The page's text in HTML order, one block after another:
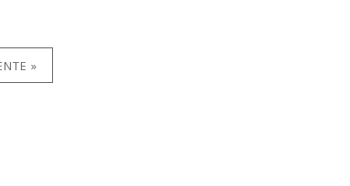
»